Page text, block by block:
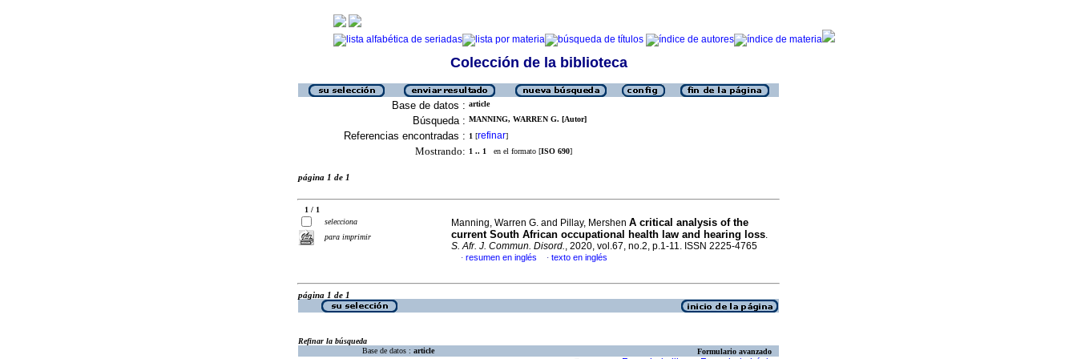
Colección de la biblioteca
Base de datos : article
Búsqueda : MANNING, WARREN G. [Autor]
Referencias encontradas : 1 [refinar]
Mostrando: 1 .. 1 en el formato [ISO 690]
página 1 de 1
1 / 1
selecciona
para imprimir
Manning, Warren G. and Pillay, Mershen A critical analysis of the
current South African occupational health law and hearing loss.
S. Afr. J. Commun. Disord., 2020, vol.67, no.2, p.1-11. ISSN 2225-4765
· resumen en inglés · texto en inglés
página 1 de 1
Refinar la búsqueda
Base de datos : article Formulario avanzado